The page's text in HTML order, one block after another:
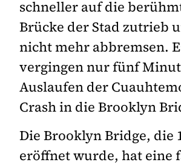
schneller auf die
Brücke der Stad zutrieb
nicht mehr abbremsen.
vergingen nur fünf
Auslaufen der
Crash in die Brooklyn
Die Brooklyn Bridge, die
eröffnet wurde, hat eine